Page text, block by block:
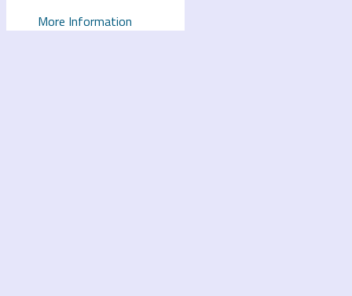
More Information